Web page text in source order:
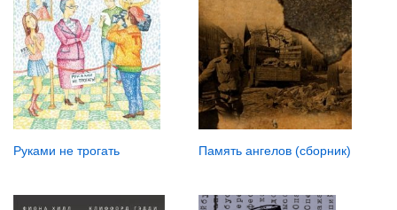
Руками не трогать Память ангелов (сборник)